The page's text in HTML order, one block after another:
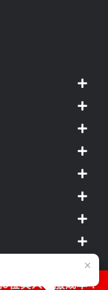
位真人客服成本！